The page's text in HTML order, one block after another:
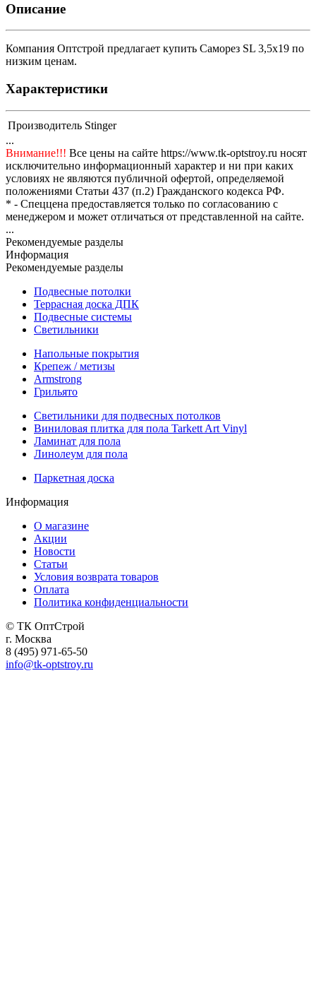
Описание
Компания Оптстрой предлагает купить Саморез SL 3,5х19 по
низким ценам.
Характеристики
Производитель Stinger
...
Внимание!!! Все цены на сайте https://www.tk-optstroy.ru носят
исключительно информационный характер и ни при каких
условиях не являются публичной офертой, определяемой
положениями Статьи 437 (п.2) Гражданского кодекса РФ.
* - Спеццена предоставляется только по согласованию с
менеджером и может отличаться от представленной на сайте.
...
Рекомендуемые разделы
Информация
Рекомендуемые разделы
Подвесные потолки
Террасная доска ДПК
Подвесные системы
Светильники
Напольные покрытия
Крепеж / метизы
Armstrong
Грильято
Светильники для подвесных потолков
Виниловая плитка для пола Tarkett Art Vinyl
Ламинат для пола
Линолеум для пола
Паркетная доска
Информация
О магазине
Акции
Новости
Статьи
Условия возврата товаров
Оплата
Политика конфиденциальности
© ТК ОптСтрой
г. Москва
8 (495) 971-65-50
info@tk-optstroy.ru